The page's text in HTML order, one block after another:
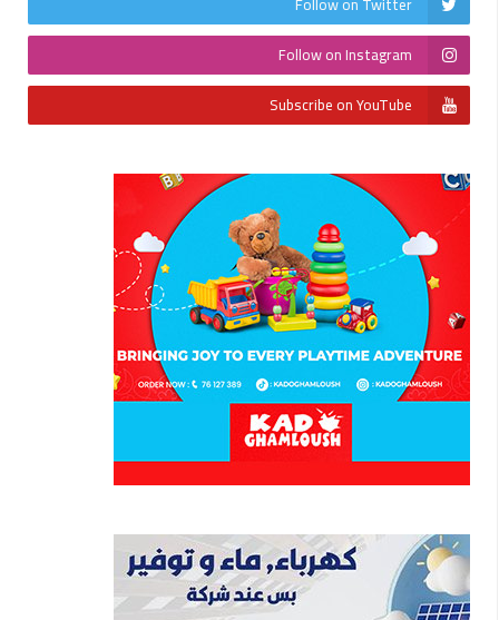
Follow on Instagram
Subscribe on YouTube